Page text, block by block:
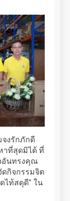
งรักภักดี
ที่สุดมิได้ ที่
อันทรงคุณ
กิจกรรมจิต
ไท้สดุดี” ใน